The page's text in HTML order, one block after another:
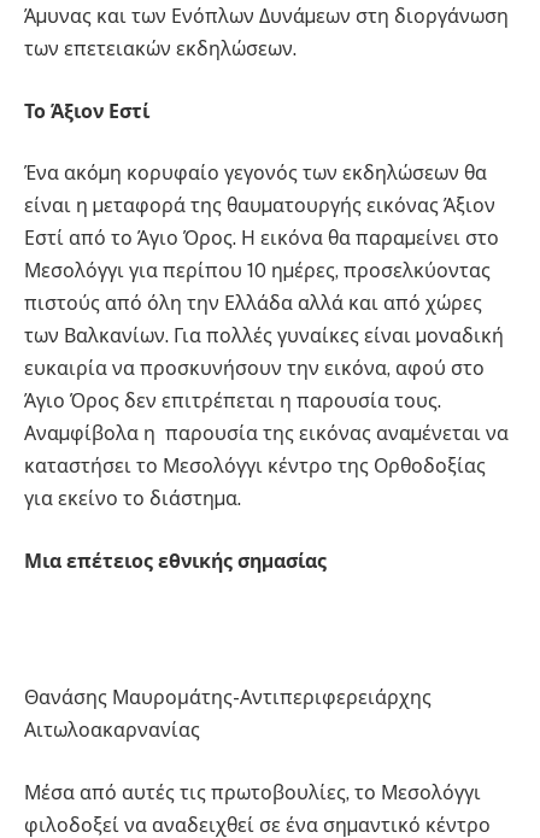
Άµυνας και των Ενόπλων Δυνάµεων στη διοργάνωση
των επετειακών εκδηλώσεων.
Το Άξιον Εστί
Ένα ακόµη κορυφαίο γεγονός των εκδηλώσεων θα
είναι η µεταφορά της θαυµατουργής εικόνας Άξιον
Εστί από το Άγιο Όρος. Η εικόνα θα παραµείνει στο
Μεσολόγγι για περίπου 10 ηµέρες, προσελκύοντας
πιστούς από όλη την Ελλάδα αλλά και από χώρες
των Βαλκανίων. Για πολλές γυναίκες είναι µοναδική
ευκαιρία να προσκυνήσουν την εικόνα, αφού στο
Άγιο Όρος δεν επιτρέπεται η παρουσία τους.
Αναµφίβολα η παρουσία της εικόνας αναµένεται να
καταστήσει το Μεσολόγγι κέντρο της Ορθοδοξίας
για εκείνο το διάστηµα.
Μια επέτειος εθνικής σηµασίας
Θανάσης Μαυρομάτης-Αντιπεριφερειάρχης
Αιτωλοακαρνανίας
Μέσα από αυτές τις πρωτοβουλίες, το Μεσολόγγι
φιλοδοξεί να αναδειχθεί σε ένα σηµαντικό κέντρο